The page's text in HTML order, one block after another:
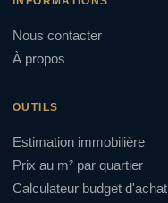
Nous contacter
À propos
OUTILS
Estimation immobilière
Prix au m² par quartier
Calculateur budget d'achat